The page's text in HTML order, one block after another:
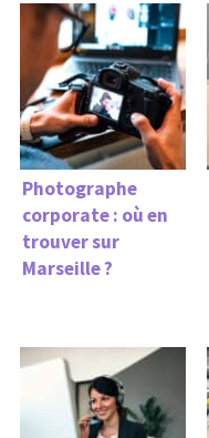
Photographe
corporate : où en
trouver sur
Marseille ?